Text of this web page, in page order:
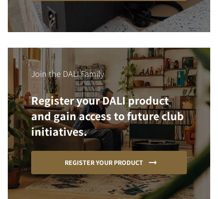
Join the DALI Family
Register your DALI product
and gain access to future club
initiatives.
REGISTER YOUR PRODUCT